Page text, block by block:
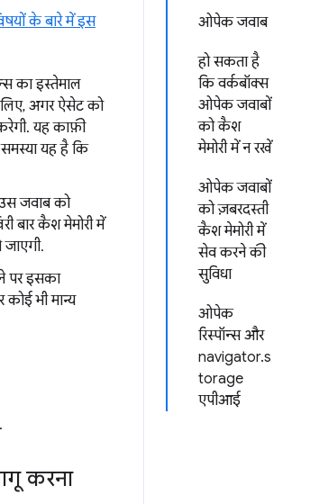
ओपेक जवाब
हो सकता है
कि वर्कबॉक्स
ओपेक जवाबों
को कैश
मेमोरी में न रखें
ओपेक जवाबों
को ज़बरदस्ती
कैश मेमोरी में
सेव करने की
सुविधा
ओपेक
रिस्पॉन्स और
navigator.s
torage
एपीआई
के बारे में इस
का इस्तेमाल
अगर ऐसेट को
यह काफ़ी
यह है कि
जवाब को
बार कैश मेमोरी में
पर इसका
भी मान्य
करना